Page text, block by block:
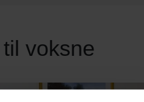
voksne